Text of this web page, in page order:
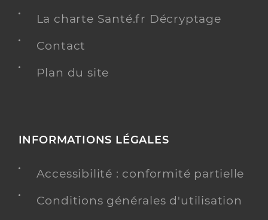
La charte Santé.fr Décryptage
Contact
Plan du site
INFORMATIONS LÉGALES
Accessibilité : conformité partielle
Conditions générales d'utilisation